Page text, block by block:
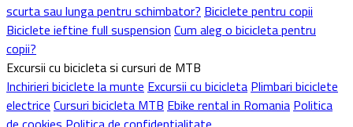
scurta sau lunga pentru schimbator? Biciclete pentru copii
Biciclete ieftine full suspension Cum aleg o bicicleta pentru
copii?
Excursii cu bicicleta si cursuri de MTB
Inchirieri biciclete la munte Excursii cu bicicleta Plimbari biciclete
electrice Cursuri bicicleta MTB Ebike rental in Romania Politica